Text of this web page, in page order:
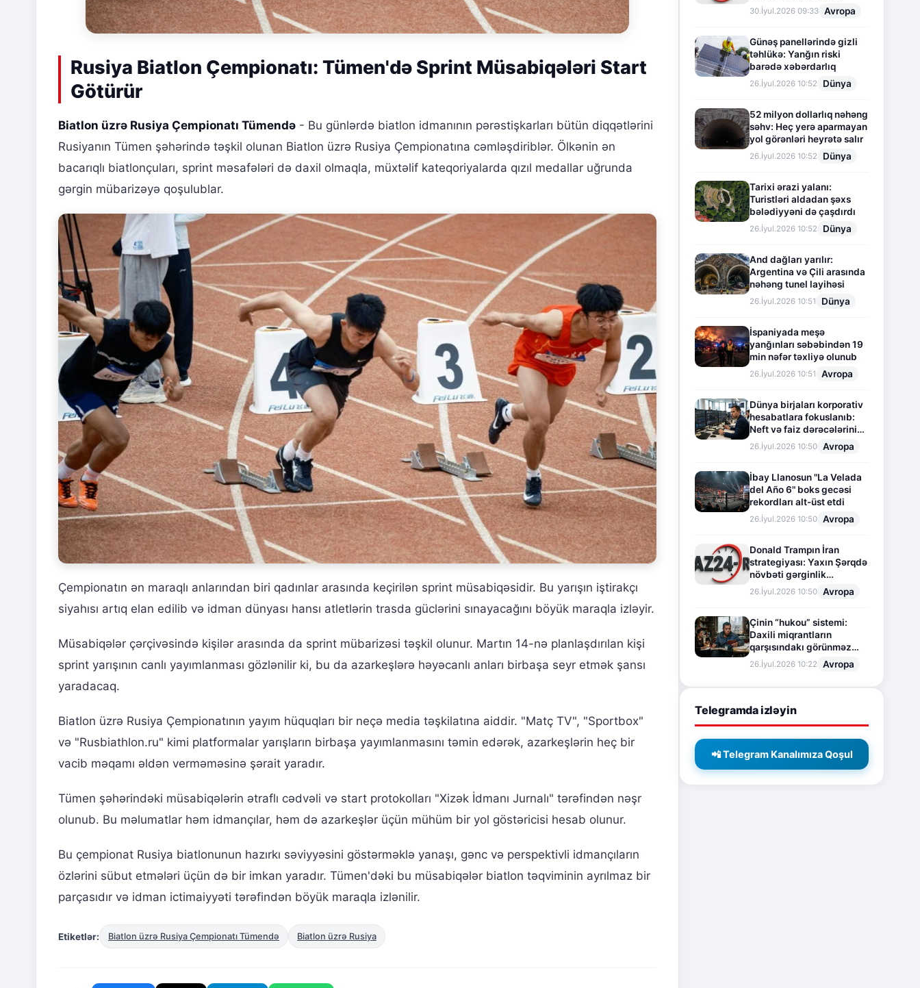
Rusiya Biatlon Çempionatı: Tümen'də Sprint Müsabiqələri Start
Götürür
Biatlon üzrə Rusiya Çempionatı Tümendə - Bu günlərdə biatlon idmanının pərəstişkarları bütün diqqətlərini
Rusiyanın Tümen şəhərində təşkil olunan Biatlon üzrə Rusiya Çempionatına cəmləşdiriblər. Ölkənin ən
bacarıqlı biatlonçuları, sprint məsafələri də daxil olmaqla, müxtəlif kateqoriyalarda qızıl medallar uğrunda
gərgin mübarizəyə qoşulublar.
Çempionatın ən maraqlı anlarından biri qadınlar arasında keçirilən sprint müsabiqəsidir. Bu yarışın iştirakçı
siyahısı artıq elan edilib və idman dünyası hansı atletlərin trasda güclərini sınayacağını böyük maraqla izləyir.
Müsabiqələr çərçivəsində kişilər arasında da sprint mübarizəsi təşkil olunur. Martın 14-nə planlaşdırılan kişi
sprint yarışının canlı yayımlanması gözlənilir ki, bu da azarkeşlərə həyəcanlı anları birbaşa seyr etmək şansı
yaradacaq.
Biatlon üzrə Rusiya Çempionatının yayım hüquqları bir neçə media təşkilatına aiddir. "Matç TV", "Sportbox"
və "Rusbiathlon.ru" kimi platformalar yarışların birbaşa yayımlanmasını təmin edərək, azarkeşlərin heç bir
vacib məqamı əldən verməməsinə şərait yaradır.
Tümen şəhərindəki müsabiqələrin ətraflı cədvəli və start protokolları "Xizək İdmanı Jurnalı" tərəfindən nəşr
olunub. Bu məlumatlar həm idmançılar, həm də azarkeşlər üçün mühüm bir yol göstəricisi hesab olunur.
Bu çempionat Rusiya biatlonunun hazırkı səviyyəsini göstərməklə yanaşı, gənc və perspektivli idmançıların
özlərini sübut etmələri üçün də bir imkan yaradır. Tümen'dəki bu müsabiqələr biatlon təqviminin ayrılmaz bir
parçasıdır və idman ictimaiyyəti tərəfindən böyük maraqla izlənilir.
Etiketlər: Biatlon üzrə Rusiya Çempionatı Tümendə Biatlon üzrə Rusiya
30.İyul.2026 09:33 Avropa
Günəş panellərində gizli
təhlükə: Yanğın riski
barədə xəbərdarlıq
26.İyul.2026 10:52 Dünya
52 milyon dollarlıq nəhəng
səhv: Heç yerə aparmayan
yol görənləri heyrətə salır
26.İyul.2026 10:52 Dünya
Tarixi ərazi yalanı:
Turistləri aldadan şəxs
bələdiyyəni də çaşdırdı
26.İyul.2026 10:52 Dünya
And dağları yarılır:
Argentina və Çili arasında
nəhəng tunel layihəsi
26.İyul.2026 10:51 Dünya
İspaniyada meşə
yanğınları səbəbindən 19
min nəfər təxliyə olunub
26.İyul.2026 10:51 Avropa
Dünya birjaları korporativ
hesabatlara fokuslanıb:
Neft və faiz dərəcələrinin
təsiri altında cari vəziyyət
26.İyul.2026 10:50 Avropa
İbay Llanosun "La Velada
del Año 6" boks gecəsi
rekordları alt-üst etdi
26.İyul.2026 10:50 Avropa
Donald Trampın İran
strategiyası: Yaxın Şərqdə
növbəti gərginlik
mərhələsi
26.İyul.2026 10:50 Avropa
Çinin “hukou” sistemi:
Daxili miqrantların
qarşısındakı görünməz
sədd
26.İyul.2026 10:22 Avropa
Telegramda izləyin
📲 Telegram Kanalımıza Qoşul